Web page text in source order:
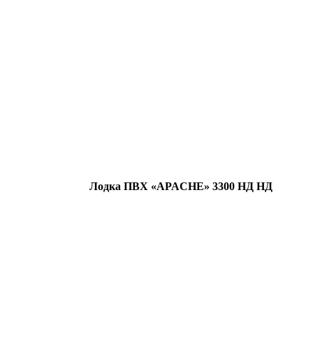
Лодка ПВХ «APACHE» 3300 НД НД